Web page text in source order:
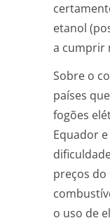
etanol
a cumprir
Sobre o
países
fogões
Equador
preços do
o uso de